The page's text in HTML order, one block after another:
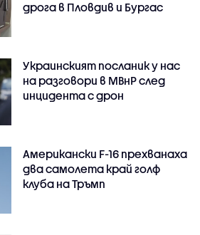
дрога в Пловдив и Бургас
Украинският посланик у нас
на разговори в МВнР след
инцидента с дрон
Американски F-16 прехванаха
два самолета край голф
клуба на Тръмп